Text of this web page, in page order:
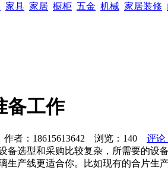
家具 家居 橱柜 五金 机械 家居装修
备工作
作者：18615613642 浏览： 140
评论
选型和采购比较复杂，所需要的
产线更适合你。比如现有的合片